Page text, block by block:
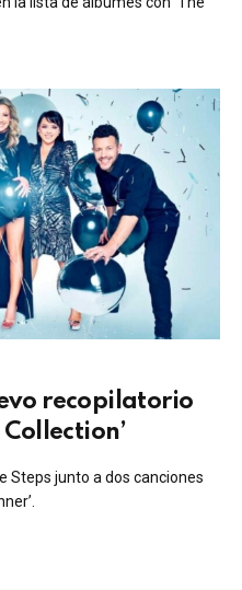
recopilatorio
Steps junto a dos canciones